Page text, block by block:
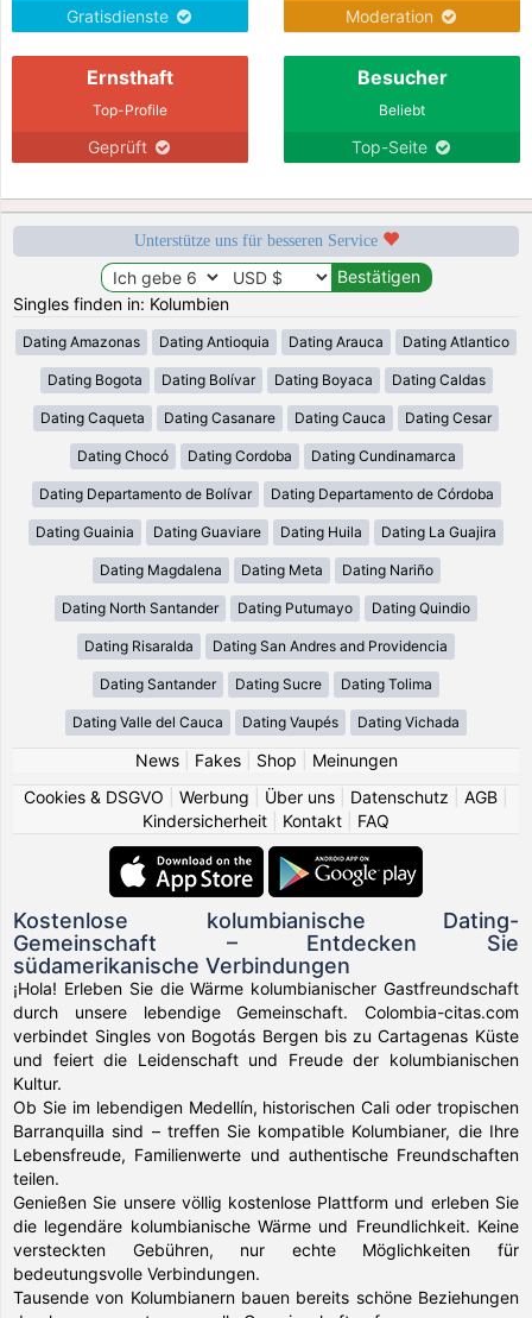
Gratisdienste Moderation
Ernsthaft
Top-Profile
Geprüft
Besucher
Beliebt
Top-Seite
Unterstütze uns für besseren Service
Singles finden in: Kolumbien
Dating Amazonas Dating Antioquia Dating Arauca Dating Atlantico
Dating Bogota Dating Bolívar Dating Boyaca Dating Caldas
Dating Caqueta Dating Casanare Dating Cauca Dating Cesar
Dating Chocó Dating Cordoba Dating Cundinamarca
Dating Departamento de Bolívar Dating Departamento de Córdoba
Dating Guainia Dating Guaviare Dating Huila Dating La Guajira
Dating Magdalena Dating Meta Dating Nariño
Dating North Santander Dating Putumayo Dating Quindio
Dating Risaralda Dating San Andres and Providencia
Dating Santander Dating Sucre Dating Tolima
Dating Valle del Cauca Dating Vaupés Dating Vichada
News| Fakes| Shop
Meinungen
Cookies & DSGVO
Werbung Über uns Datenschutz AGB
Kindersicherheit
Kontakt FAQ
Kostenlose kolumbianische Dating-
Gemeinschaft – Entdecken Sie
südamerikanische Verbindungen
¡Hola! Erleben Sie die Wärme kolumbianischer Gastfreundschaft
durch unsere lebendige Gemeinschaft. Colombia-citas.com
verbindet Singles von Bogotás Bergen bis zu Cartagenas Küste
und feiert die Leidenschaft und Freude der kolumbianischen
Kultur.
Ob Sie im lebendigen Medellín, historischen Cali oder tropischen
Barranquilla sind – treffen Sie kompatible Kolumbianer, die Ihre
Lebensfreude, Familienwerte und authentische Freundschaften
teilen.
Genießen Sie unsere völlig kostenlose Plattform und erleben Sie
die legendäre kolumbianische Wärme und Freundlichkeit. Keine
versteckten Gebühren, nur echte Möglichkeiten für
bedeutungsvolle Verbindungen.
Tausende von Kolumbianern bauen bereits schöne Beziehungen